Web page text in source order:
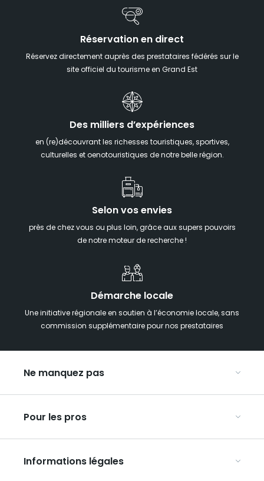
Réservation en direct
Réservez directement auprès des prestataires fédérés sur le
site officiel du tourisme en Grand Est
Des milliers d’expériences
en (re)découvrant les richesses touristiques, sportives,
culturelles et oenotouristiques de notre belle région.
Selon vos envies
près de chez vous ou plus loin, grâce aux supers pouvoirs
de notre moteur de recherche !
Démarche locale
Une initiative régionale en soutien à l’économie locale, sans
commission supplémentaire pour nos prestataires
Ne manquez pas
Week-end insolite en Grand Est
Week-end spa en Grand Est
Hébergements insolites
Pour les pros
Organisez vos voyages en groupe
Informations légales